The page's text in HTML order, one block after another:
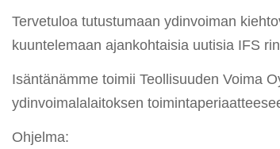
Tervetuloa tutustumaan ydinvoiman
kuuntelemaan ajankohtaisia uutisia IFS
Isäntänämme toimii Teollisuuden Voima
ydinvoimalalaitoksen
Ohjelma: